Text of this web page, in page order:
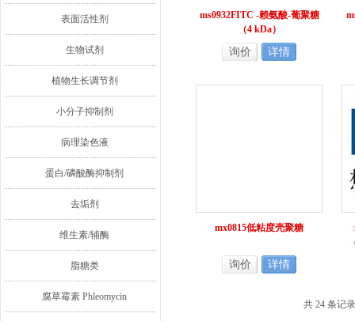
表面活性剂
生物试剂
植物生长调节剂
小分子抑制剂
病理染色液
蛋白/磷酸酶抑制剂
去垢剂
维生素/辅酶
脂糖类
腐草霉素 Phleomycin
ms0932FITC -赖氨酸-葡聚糖
（4 kDa）
询价 详情
mx0815低粘度壳聚糖
询价 详情
共 24 条记